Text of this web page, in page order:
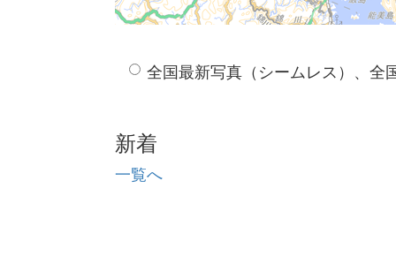
全国最新写真（シームレス）、全
新着
一覧へ